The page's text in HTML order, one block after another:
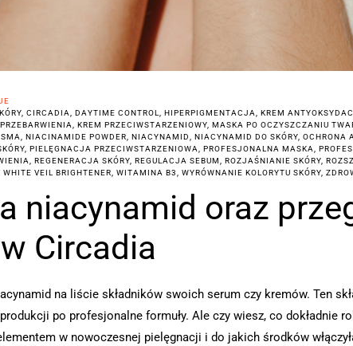
, CIRCADIA, DAYTIME CONTROL, HIPERPIGMENTACJA, KREM
, KREM PRZECIWSTARZENIOWY, MASKA PO OCZYSZCZANIU
, NIACINAMIDE POWDER, NIACYNAMID, NIACYNAMID DO SKÓRY, OCHRONA
, PIELĘGNACJA PRZECIWSTARZENIOWA, PROFESJONALNA MASKA,
, REGENERACJA SKÓRY, REGULACJA SEBUM, ROZJAŚNIANIE SKÓRY,
WHITE VEIL BRIGHTENER, WITAMINA B3, WYRÓWNANIE KOLORYTU SKÓRY,
niacynamid oraz
Circadia
na liście składników swoich serum czy kremów. Ten
po profesjonalne formuły. Ale czy wiesz, co dokładnie
w nowoczesnej pielęgnacji i do jakich środków